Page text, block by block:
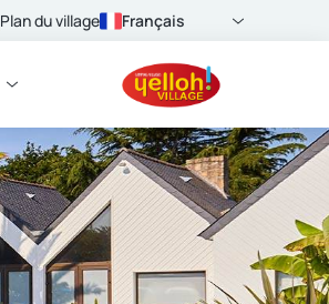
Plan du village Français